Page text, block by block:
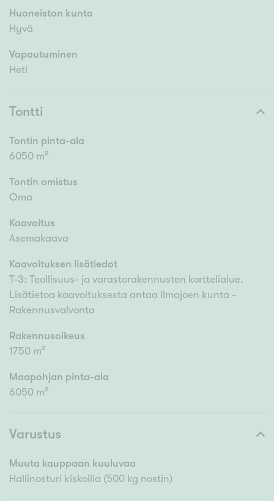
Huoneiston kunto
Hyvä
Vapautuminen
Heti
Tontti
Tontin pinta-ala
6050 m²
Tontin omistus
Oma
Kaavoitus
Asemakaava
Kaavoituksen lisätiedot
T-3: Teollisuus- ja varastorakennusten korttelialue.
Lisätietoa kaavoituksesta antaa Ilmajoen kunta -
Rakennusvalvonta
Rakennusoikeus
1750 m²
Maapohjan pinta-ala
6050 m²
Varustus
Muuta kauppaan kuuluvaa
Hallinosturi kiskoilla (500 kg nostin)